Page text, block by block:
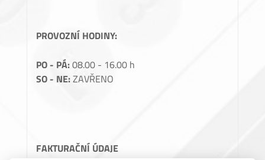
PROVOZNÍ HODINY:
PO - PÁ:08.00 - 16.00 h
SO - NE:ZAVŘENO
FAKTURAČNÍ ÚDAJE